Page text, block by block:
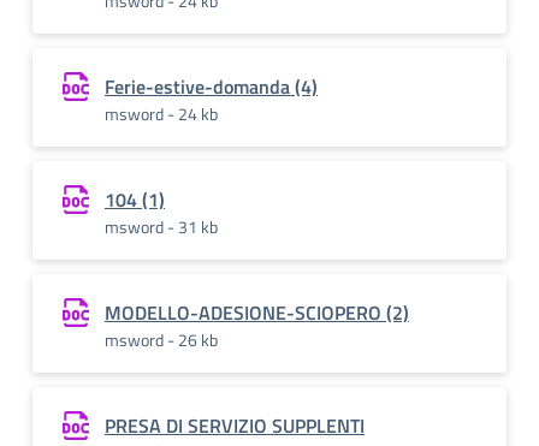
Ferie-estive-domanda (4)
msword - 24 kb
104 (1)
msword - 31 kb
MODELLO-ADESIONE-SCIOPERO (2)
msword - 26 kb
PRESA DI SERVIZIO SUPPLENTI